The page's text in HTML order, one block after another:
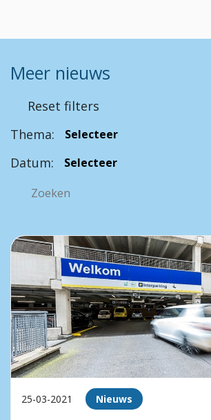
Meer nieuws
Reset filters
Thema:
Datum:
25-03-2021 Nieuws